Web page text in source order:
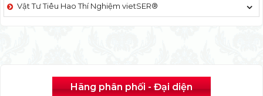
Vật Tư Tiêu Hao Thí Nghiệm vietSER®
Hãng phân phối - Đại diện